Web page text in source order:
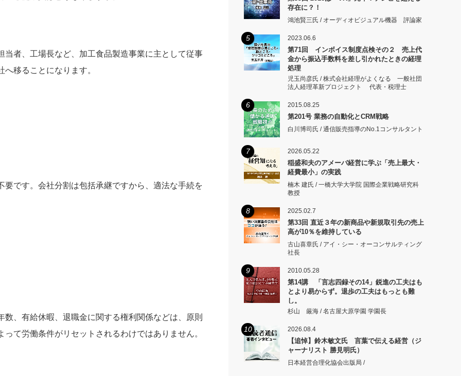
者、工場長など、加工食品製造事業に主として従事
移ることになります。
です。会社分割は包括承継ですから、適法な手続を
、有給休暇、退職金に関する権利関係などは、原則
て労働条件がリセットされるわけではありません。
存在に？！
鴻池賢三氏 / オーディオビジュアル機器 評論家
5 2023.06.6
第71回 インボイス制度点検その２ 売上代
金から振込手数料を差し引かれたときの経理
処理
児玉尚彦氏 / 株式会社経理がよくなる 一般社団
法人経理革新プロジェクト 代表・税理士
6 2015.08.25
第201号 業務の自動化とCRM戦略
白川博司氏 / 通信販売指導のNo.1コンサルタント
7 2026.05.22
稲盛和夫のアメーバ経営に学ぶ「売上最大・
経費最小」の実践
楠木 建氏 / 一橋大学大学院 国際企業戦略研究科
教授
8 2025.02.7
第33回 直近３年の新商品や新規取引先の売上
高が10％を維持している
古山喜章氏 / アイ・シー・オーコンサルティング
社長
9 2010.05.28
第14講 「言志四録その14」鋭進の工夫はも
とより易からず。退歩の工夫はもっとも難
し。
杉山 厳海 / 名古屋大原学園 学園長
10 2026.08.4
【追悼】鈴木敏文氏 言葉で伝える経営（ジ
ャーナリスト 勝見明氏）
日本経営合理化協会出版局 /